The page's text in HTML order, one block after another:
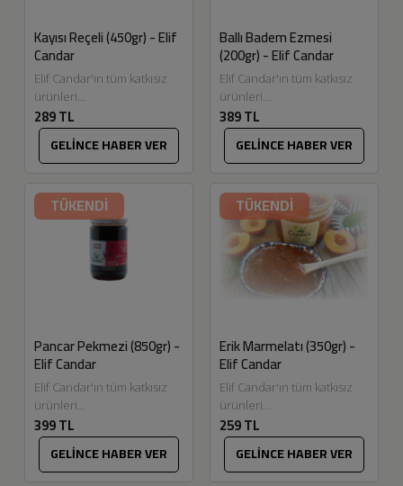
Kayısı Reçeli (450gr) - Elif
Candar
Elif Candar'ın tüm katkısız
ürünleri
Eskitadında.com'da. Reçel
yapmak bizim en keyif
aldığımız üretimlerden.
Meyvelerin seçiminden
tekniklerine...
289 TL
GELİNCE HABER VER
Ballı Badem Ezmesi
(200gr) - Elif Candar
Elif Candar'ın tüm katkısız
ürünleri
Eskitadında.com'da. Akışkan
formda, ekmeğe sürülebilir
kadifemsi dokusu ile katkı ve
koruyucu kimyasallar
389 TL
GELİNCE HABER VER
TÜKENDİ
Pancar Pekmezi (850gr) -
Elif Candar
Elif Candar'ın tüm katkısız
ürünleri
Eskitadında.com'da.
Kırklareli Alpullu'da ekimi
yapılan pancarlardan düşük
ısıda (52 derece) uzun süre
399 TL
GELİNCE HABER VER
TÜKENDİ
Erik Marmelatı (350gr) -
Elif Candar
Elif Candar'ın tüm katkısız
ürünleri
Eskitadında.com'da.
Dalından topladığımız
eriklerimizle hazırladığımız
reçel ve marmelatlarımızın
259 TL
GELİNCE HABER VER